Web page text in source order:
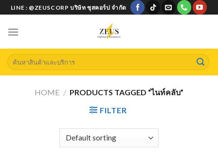
Skip
to
content
LINE : @ZEUSCORP บริษัท ซุสคอร์ป จำกัด
Search
for:
HOME / PRODUCTS TAGGED “ไนท์คลับ”
FILTER